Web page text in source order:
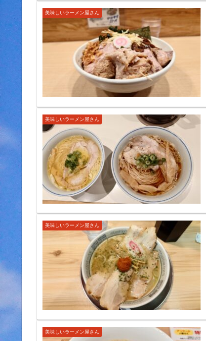
美味しいラーメン屋さん
美味しいラーメン屋さん
美味しいラーメン屋さん
美味しいラーメン屋さん